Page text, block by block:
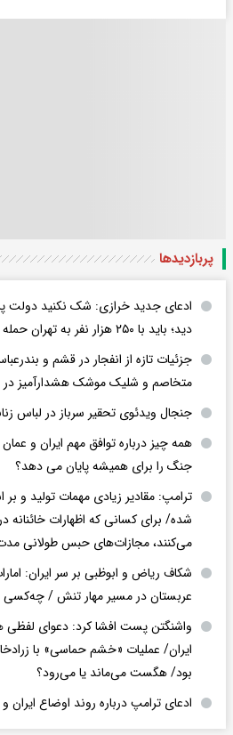
پربازدید‌ها
ادعای جدید خرازی: شک نکنید دولت
دید؛ باید با ۲۵۰ هزار نفر به تهران حمله کنیم و دولت را سرنگون کنیم!
جزئیات تازه از انفجار در قشم و
متخاصم و شلیک موشک هشدارآمیز در
جنجال ویدئوی تحقیر سرباز در لباس
همه چیز درباره توافق مهم ایران و
جنگ را برای همیشه پایان می دهد؟
ترامپ: مقادیر زیادی مهمات تولید و بر
شده/ برای کسانی که اظهارات خائنانه
می‌کنند، مجازات‌های حبس طولانی
شکاف ریاض و ابوظبی بر سر ایران:
عربستان در مسیر مهار تنش / چه‌کسی
واشنگتن پست افشا کرد: دعوای
ایران/ عملیات «خشم حماسی» با
بود/ هگست می‌ماند یا می‌رود؟
ادعای ترامپ درباره روند اوضاع ایران